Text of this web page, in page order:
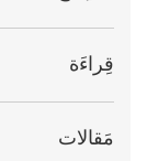
قِراءَة
مَقالات